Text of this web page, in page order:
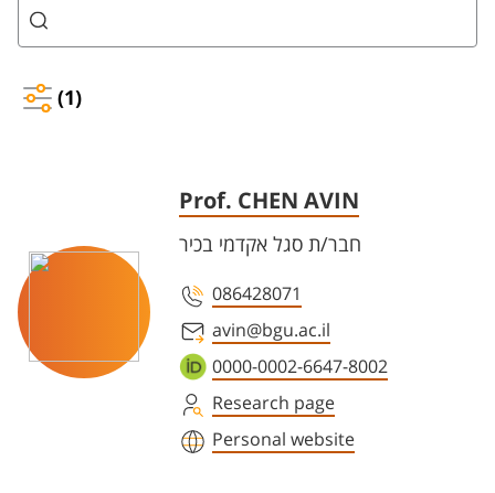
(1)
Prof. CHEN AVIN
חבר/ת סגל אקדמי בכיר
086428071
avin@bgu.ac.il
0000-0002-6647-8002
Research page
Personal website